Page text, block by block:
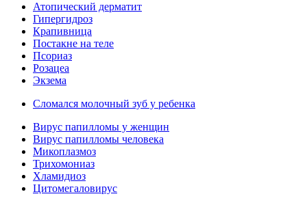
Атопический дерматит
Гипергидроз
Крапивница
Постакне на теле
Псориаз
Розацеа
Экзема
Сломался молочный зуб у ребенка
Вирус папилломы у женщин
Вирус папилломы человека
Микоплазмоз
Трихомониаз
Хламидиоз
Цитомегаловирус